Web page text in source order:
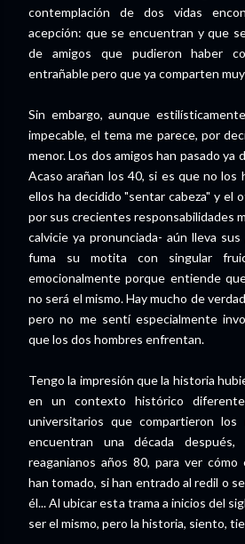
contemplación de dos vidas
acepción: que se encuentran y que
de amigos que pudieron haber
entrañable pero que ya comparten
Sin embargo, aunque
impecable, el tema me parece, por
menor. Los dos amigos han pasado ya
Acaso arañan los 40, si es que no los
ellos ha decidido "sentar cabeza" y el
por sus crecientes responsabilidades
calvicie ya pronunciada- aún lleva sus
fuma su motita con singular
emocionalmente porque entiende
no será el mismo. Hay mucho de
pero no me sentí especialmente
que los dos hombres enfrentan.
Tengo la impresión que la historia
en un contexto histórico
universitarios que compartieron
encuentran una década
reaganianos años 80, para ver cómo
han tomado, si han entrado al redil o
él... Al ubicar esta trama a inicios del
ser el mismo, pero la historia, siento,